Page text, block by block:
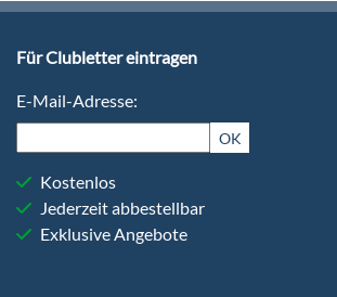
Für Clubletter eintragen
E-Mail-Adresse:
OK
Kostenlos
Jederzeit abbestellbar
Exklusive Angebote